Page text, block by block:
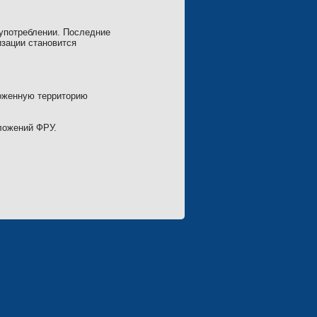
Последние
становится
территорию
ФРУ.